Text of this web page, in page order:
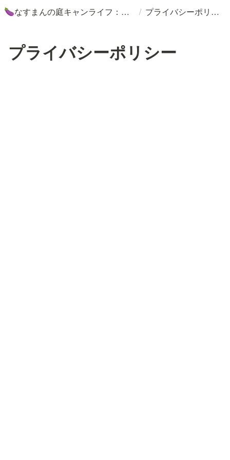
🍆 なすまんの庭キャンライフ：友達の庭でキャンプ＆仕事 / プライバシーポリシー
プライバシーポリシー